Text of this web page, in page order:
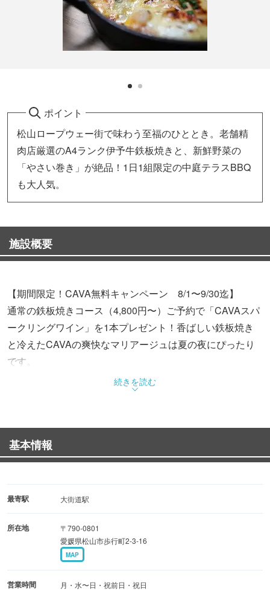
ポイント
松山ロープウェー街で味わう至福のひととき。老舗精
肉店厳選のA4ランク伊予牛鉄板焼きと、新鮮野菜の
「やさい巻き」が絶品！1日1組限定の中庭テラスBBQ
も大人気。
施設概要
【期間限定！CAVA無料キャンペーン 8/1〜9/30迄】
通常の鉄板焼きコース（4,800円〜）ご予約で「CAVAスパ
ークリングワイン」を1本プレゼント！香ばしい鉄板焼き
と冷えたCAVAの爽快なマリアージュは夏の夜にぴったり
です。
2階のオシャレなカフェ風空間でくつろいだり、1日1組限
用ください。季節の特別メニューやドリンクも充実してお
り、お好みに合わせてお選びいただけます。ご家族やご友
人と、心ゆくまで非日常のひとときをお楽しみください。
テラス席限定、ペット（小型犬のみ）同伴可能です♪
《県内の契約農家を中心とした無農薬・減農薬の野菜料理
和牛が乗った人気のお弁当やオードブル等のテイクアウト
続きを読む
基本情報
最寄駅 大街道駅
所在地
〒790-0801
愛媛県松山市歩行町2-3-16
MAP
営業時間
月・水〜日・祝前日・祝日